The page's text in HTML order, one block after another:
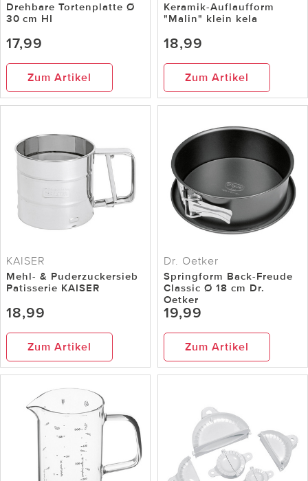
Drehbare Tortenplatte Ø
30 cm HI
17,99
Zum Artikel
Keramik-Auflaufform
"Malin" klein kela
18,99
Zum Artikel
KAISER
Mehl- & Puderzuckersieb
Patisserie KAISER
18,99
Zum Artikel
Dr. Oetker
Springform Back-Freude
Classic Ø 18 cm Dr.
Oetker
19,99
Zum Artikel